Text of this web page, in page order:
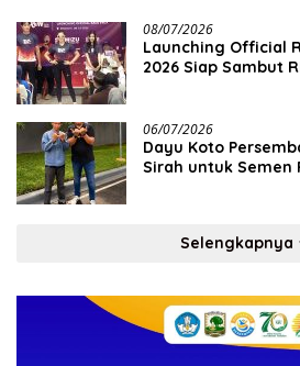
08/07/2026
Launching Official
2026 Siap Sambut
06/07/2026
Dayu Koto
Sirah untuk Semen
Selengkapnya